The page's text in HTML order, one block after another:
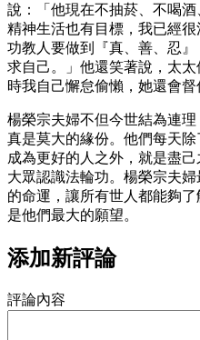
說：「他現在不抽菸、不喝
精神生活也有目標，我已經
功教人要做到『真、善、忍
求自己。」他還笑著說，太
時我自己懈怠偷懶，她還會督
楊榮宗夫婦不但今世結為連
真是莫大的緣份。他們每天
成為更好的人之外，就是盡
大眾認識法輪功。楊榮宗夫
的命運，讓所有世人都能夠
是他們最大的願望。
添加新評論
評論內容